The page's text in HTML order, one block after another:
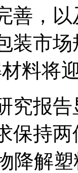
善，
装市
料将
究报
保持
降解